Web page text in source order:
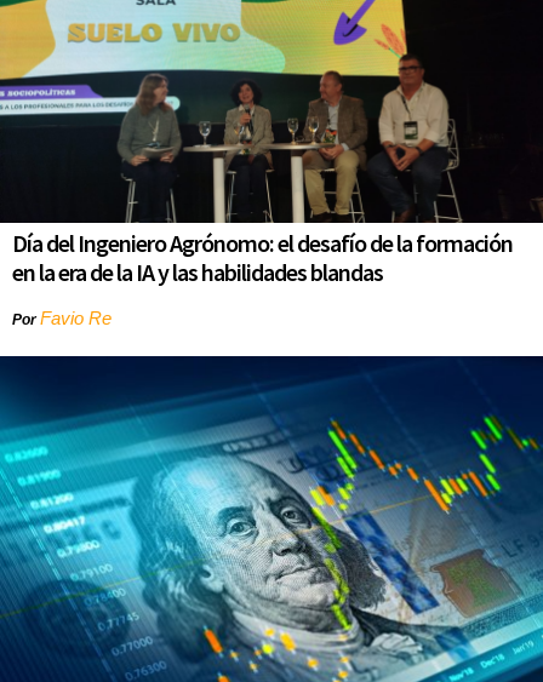
Día del Ingeniero Agrónomo: el desafío de la formación
en la era de la IA y las habilidades blandas
PorFavio Re